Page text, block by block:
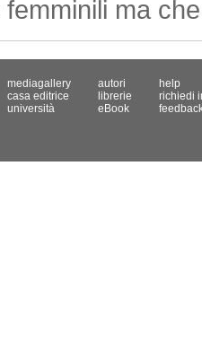
ma
mediagallery
casa editrice
università
autori
librerie
eBook
help
richiedi